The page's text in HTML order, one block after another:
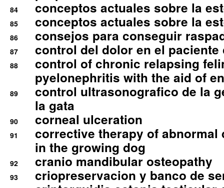
84 conceptos actuales sobre la
85 conceptos actuales sobre la
86 consejos para conseguir
87 control del dolor en el
88
control of chronic relapsing
pyelonephritis with the aid of
89
control ultrasonografico de la
la gata
90 corneal ulceration
91
corrective therapy of abnormal
in the growing dog
92 cranio mandibular osteopathy
93 criopreservacion y banco de